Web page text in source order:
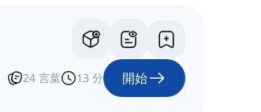
24 言葉 13 分 開始